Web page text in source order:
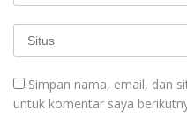
Simpan nama, email, dan
untuk komentar saya